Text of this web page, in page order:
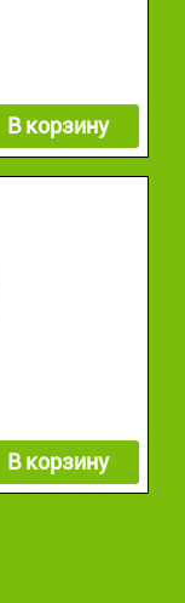
В корзину
В корзину